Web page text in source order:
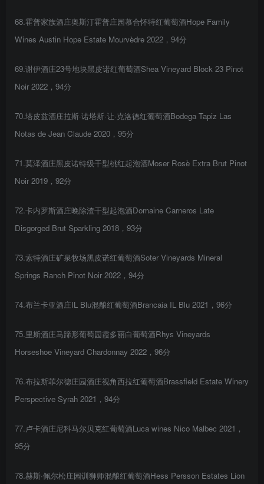
68.霍普家族酒庄奥斯汀霍普庄园慕合怀特红葡萄酒Hope Family
Wines Austin Hope Estate Mourvèdre 2022，94分
69.谢伊酒庄23号地块黑皮诺红葡萄酒Shea Vineyard Block 23 Pinot
Noir 2022，94分
70.塔皮兹酒庄拉斯·诺塔斯·让·克洛德红葡萄酒Bodega Tapiz Las
Notas de Jean Claude 2020，95分
71.莫泽酒庄黑皮诺特级干型桃红起泡酒Moser Rosè Extra Brut Pinot
Noir 2019，92分
72.卡内罗斯酒庄晚除渣干型起泡酒Domaine Carneros Late
Disgorged Brut Sparkling 2018，93分
73.索特酒庄矿泉牧场黑皮诺红葡萄酒Soter Vineyards Mineral
Springs Ranch Pinot Noir 2022，94分
74.布兰卡亚酒庄IL Blu混酿红葡萄酒Brancaia IL Blu 2021，96分
75.里斯酒庄马蹄形葡萄园霞多丽白葡萄酒Rhys Vineyards
Horseshoe Vineyard Chardonnay 2022，96分
76.布拉斯菲尔德庄园酒庄视角西拉红葡萄酒Brassfield Estate Winery
Perspective Syrah 2021，94分
77.卢卡酒庄尼科马尔贝克红葡萄酒Luca wines Nico Malbec 2021，
95分
78.赫斯·佩尔松庄园训狮师混酿红葡萄酒Hess Persson Estates Lion